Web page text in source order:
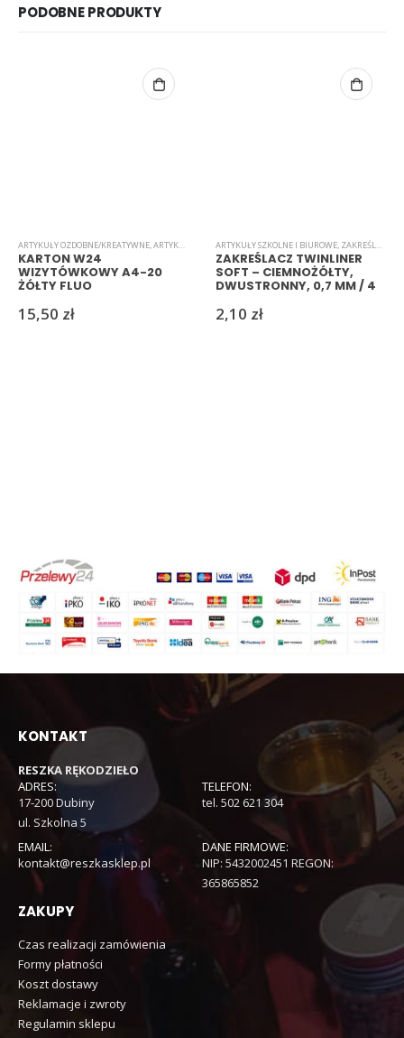
PODOBNE PRODUKTY
ARTYKUŁY OZDOBNE/KREATYWNE,ARTYKUŁY SZKOLNE I BIUROWE ,KARTON/PAPIER WIZYTÓWKOWY
KARTON W24
WIZYTÓWKOWY A4-20
ŻÓŁTY FLUO
15,50 zł
ARTYKUŁY SZKOLNE I BIUROWE, ZAKREŚLACZE
ZAKREŚLACZ TWINLINER
SOFT – CIEMNOŻÓŁTY,
DWUSTRONNY, 0,7 MM / 4
2,10 zł
KONTAKT
RESZKA RĘKODZIEŁO
ADRES:
17-200 Dubiny
ul. Szkolna 5
TELEFON:
tel. 502 621 304
EMAIL:
kontakt@reszkasklep.pl
DANE FIRMOWE:
NIP: 5432002451 REGON:
365865852
ZAKUPY
Czas realizacji zamówienia
Formy płatności
Koszt dostawy
Reklamacje i zwroty
Regulamin sklepu